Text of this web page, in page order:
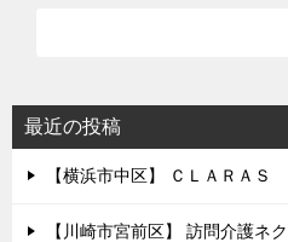
シ
ョ
最近の投稿
【横浜市中区】 ＣＬＡＲＡＳ
【川崎市宮前区】 訪問介護ネ